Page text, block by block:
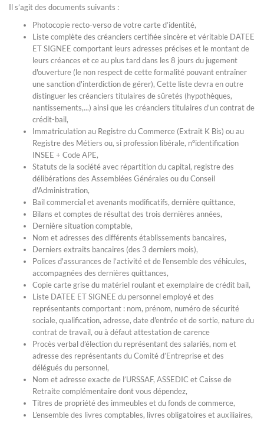
Il s’agit des documents suivants :
Photocopie recto-verso de votre carte d’identité,
Liste complète des créanciers certifiée sincère et véritable DATEE
ET SIGNEE comportant leurs adresses précises et le montant de
leurs créances et ce au plus tard dans les 8 jours du jugement
d'ouverture (le non respect de cette formalité pouvant entraîner
une sanction d'interdiction de gérer), Cette liste devra en outre
distinguer les créanciers titulaires de sûretés (hypothèques,
nantissements,...) ainsi que les créanciers titulaires d'un contrat de
crédit-bail,
Immatriculation au Registre du Commerce (Extrait K Bis) ou au
Registre des Métiers ou, si profession libérale, n°identification
INSEE + Code APE,
Statuts de la société avec répartition du capital, registre des
délibérations des Assemblées Générales ou du Conseil
d'Administration,
Bail commercial et avenants modificatifs, dernière quittance,
Bilans et comptes de résultat des trois dernières années,
Dernière situation comptable,
Nom et adresses des différents établissements bancaires,
Derniers extraits bancaires (des 3 derniers mois),
Polices d'assurances de l’activité et de l’ensemble des véhicules,
accompagnées des dernières quittances,
Copie carte grise du matériel roulant et exemplaire de crédit bail,
Liste DATEE ET SIGNEE du personnel employé et des
représentants comportant : nom, prénom, numéro de sécurité
sociale, qualification, adresse, date d'entrée et de sortie, nature du
contrat de travail, ou à défaut attestation de carence
Procès verbal d’élection du représentant des salariés, nom et
adresse des représentants du Comité d’Entreprise et des
délégués du personnel,
Nom et adresse exacte de l’URSSAF, ASSEDIC et Caisse de
Retraite complémentaire dont vous dépendez,
Titres de propriété des immeubles et du fonds de commerce,
L’ensemble des livres comptables, livres obligatoires et auxiliaires,